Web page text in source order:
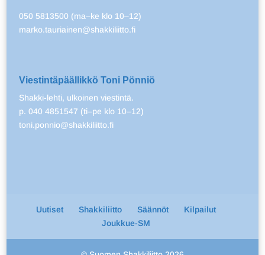
050 5813500 (ma–ke klo 10–12)
marko.tauriainen@shakkiliitto.fi
Viestintäpäällikkö Toni Pönniö
Shakki-lehti, ulkoinen viestintä.
p. 040 4851547 (ti–pe klo 10–12)
toni.ponnio@shakkiliitto.fi
Uutiset Shakkiliitto Säännöt
Kilpailut
Joukkue-SM